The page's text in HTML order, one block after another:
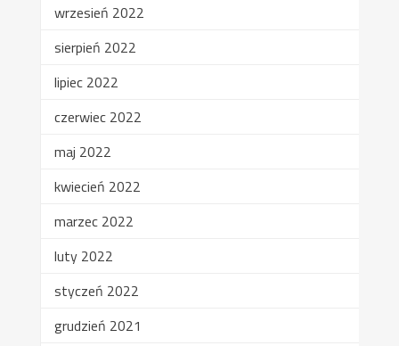
wrzesień 2022
sierpień 2022
lipiec 2022
czerwiec 2022
maj 2022
kwiecień 2022
marzec 2022
luty 2022
styczeń 2022
grudzień 2021